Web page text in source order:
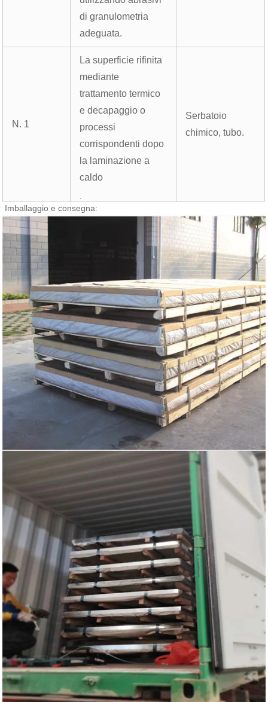
di granulometria
adeguata.
N. 1
La superficie rifinita
mediante
trattamento termico
e decapaggio o
processi
corrispondenti dopo
la laminazione a
caldo
.
Serbatoio
chimico, tubo.
Imballaggio e consegna: